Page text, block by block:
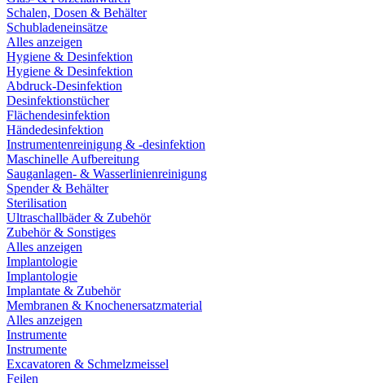
Schalen, Dosen & Behälter
Schubladeneinsätze
Alles anzeigen
Hygiene & Desinfektion
Hygiene & Desinfektion
Abdruck-Desinfektion
Desinfektionstücher
Flächendesinfektion
Händedesinfektion
Instrumentenreinigung & -desinfektion
Maschinelle Aufbereitung
Sauganlagen- & Wasserlinienreinigung
Spender & Behälter
Sterilisation
Ultraschallbäder & Zubehör
Zubehör & Sonstiges
Alles anzeigen
Implantologie
Implantologie
Implantate & Zubehör
Membranen & Knochenersatzmaterial
Alles anzeigen
Instrumente
Instrumente
Excavatoren & Schmelzmeissel
Feilen